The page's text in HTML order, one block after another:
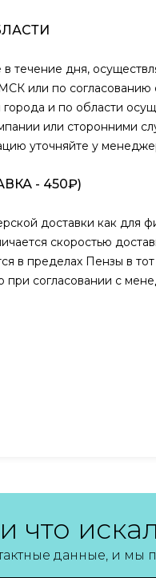
течение дня,
или по согласованию
и по области
или сторонними
уточняйте у
- 450₽)
доставки как для
скоростью
в пределах Пензы в
при согласовании с
что
данные, и мы